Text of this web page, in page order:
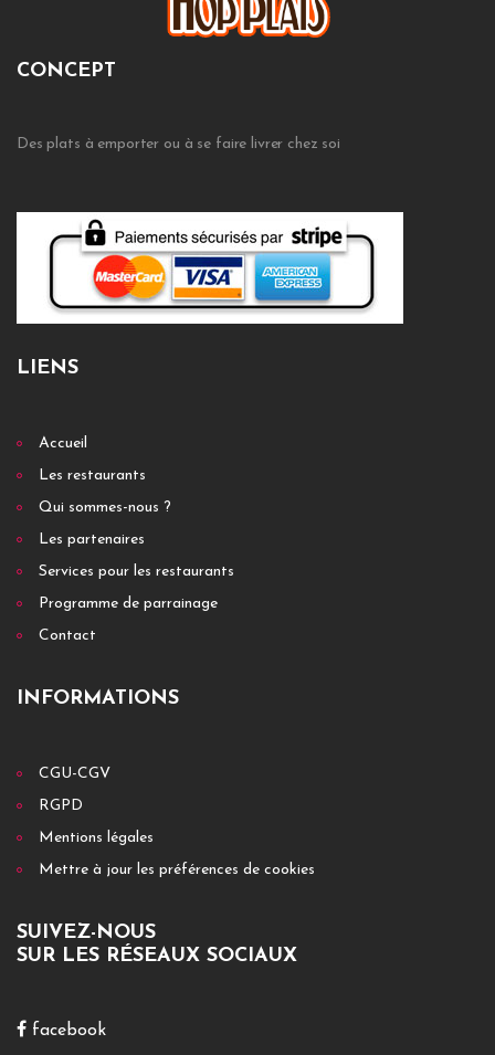
CONCEPT
Des plats à emporter ou à se faire livrer chez soi
LIENS
Accueil
Les restaurants
Qui sommes-nous ?
Les partenaires
Services pour les restaurants
Programme de parrainage
Contact
INFORMATIONS
CGU-CGV
RGPD
Mentions légales
Mettre à jour les préférences de cookies
SUIVEZ-NOUS
SUR LES RÉSEAUX SOCIAUX
facebook